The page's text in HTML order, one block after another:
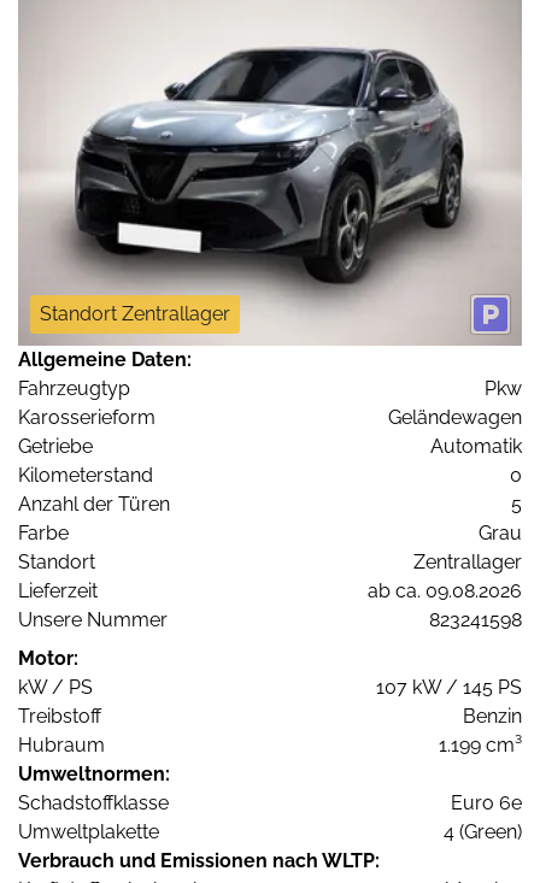
Standort Zentrallager
Allgemeine Daten:
Fahrzeugtyp
Pkw
Karosserieform
Geländewagen
Getriebe
Automatik
Kilometerstand
0
Anzahl der Türen
5
Farbe
Grau
Standort
Zentrallager
Lieferzeit
ab ca. 09.08.2026
Unsere Nummer
823241598
Motor:
kW / PS
107 kW / 145 PS
Treibstoff
Benzin
Hubraum
1.199 cm³
Umweltnormen:
Schadstoffklasse
Euro 6e
Umweltplakette
4 (Green)
Verbrauch und Emissionen nach WLTP: